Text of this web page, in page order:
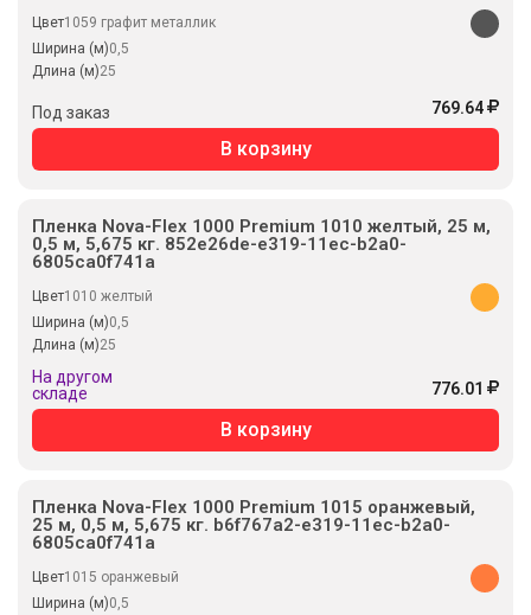
Цвет1059 графит металлик
Ширина (м)0,5
Длина (м)25
Под заказ 769.64
В корзину
Пленка Nova-Flex 1000 Premium 1010 желтый, 25 м,
0,5 м, 5,675 кг. 852e26de-e319-11ec-b2a0-
6805ca0f741a
Цвет1010 желтый
Ширина (м)0,5
Длина (м)25
На другом
складе
776.01
В корзину
Пленка Nova-Flex 1000 Premium 1015 оранжевый,
25 м, 0,5 м, 5,675 кг. b6f767a2-e319-11ec-b2a0-
6805ca0f741a
Цвет1015 оранжевый
Ширина (м)0,5